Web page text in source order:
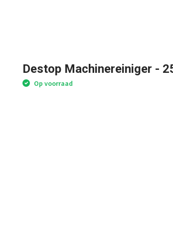
Destop Machinereiniger -
Op voorraad